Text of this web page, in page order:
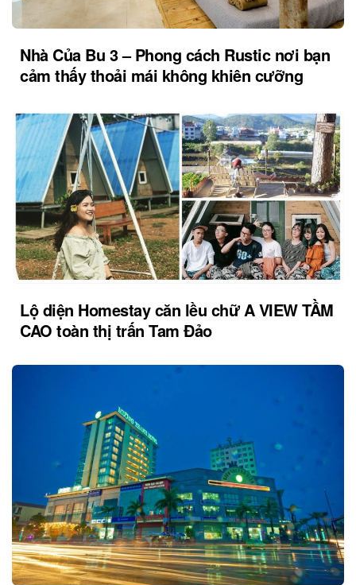
Nhà Của Bu 3 – Phong cách Rustic nơi bạn
cảm thấy thoải mái không khiên cưỡng
Lộ diện Homestay căn lều chữ A VIEW TẦM
CAO toàn thị trấn Tam Đảo